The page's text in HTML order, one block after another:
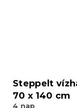
Steppelt
70 x 140 cm
4 nap